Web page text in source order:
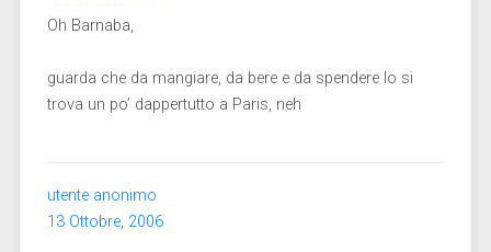
Oh Barnaba,
guarda che da mangiare, da bere e da spendere lo si
trova un po’ dappertutto a Paris, neh
utente anonimo
13 Ottobre, 2006